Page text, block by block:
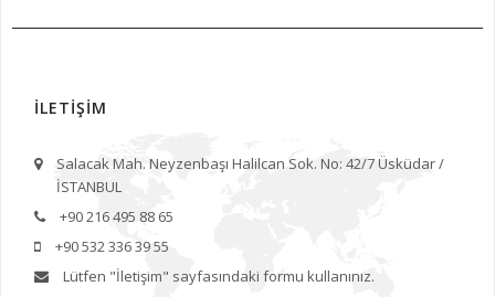
İLETİŞİM
Salacak Mah. Neyzenbaşı Halilcan Sok. No: 42/7 Üsküdar /
İSTANBUL
+90 216 495 88 65
+90 532 336 39 55
Lütfen "İletişim" sayfasındaki formu kullanınız.